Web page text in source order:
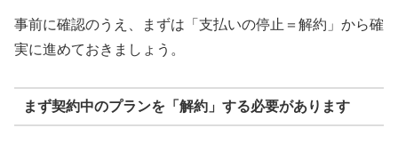
事前に確認のうえ、まずは「支払いの停止＝解約」から確
実に進めておきましょう。
まず契約中のプランを「解約」する必要があります